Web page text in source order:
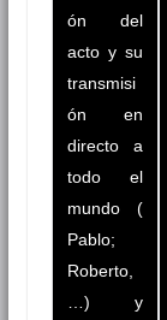
ón del
acto y su
transmisi
ón en
directo a
todo el
mundo (
Pablo;
Roberto,
…) y